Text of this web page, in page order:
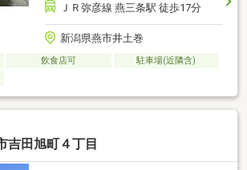
ＪＲ弥彦線 燕三条駅 徒歩17分
新潟県燕市井土巻
飲食店可
駐車場(近隣含)
吉田旭町４丁目